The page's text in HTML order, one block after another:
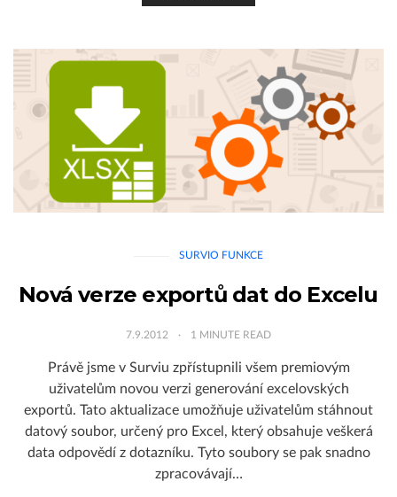
SURVIO FUNKCE
Nová verze exportů dat do Excelu
7.9.2012 1 MINUTE READ
Právě jsme v Surviu zpřístupnili všem premiovým
uživatelům novou verzi generování excelovských
exportů. Tato aktualizace umožňuje uživatelům stáhnout
datový soubor, určený pro Excel, který obsahuje veškerá
data odpovědí z dotazníku. Tyto soubory se pak snadno
zpracovávají…